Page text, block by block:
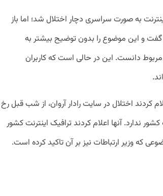
به صورت سراسری دچار اختلال شد؛ اما باز
و این موضوع را بدون توضیح بیشتر به
دانست. این در حالی است که کاربران
کردند اختلال در سایت رادار آروان، از شب قبل رخ
ندارد. آنها اعلام کردند ترافیک اینترنت کشور
که وزیر ارتباطات نیز بر آن تاکید کرده است.